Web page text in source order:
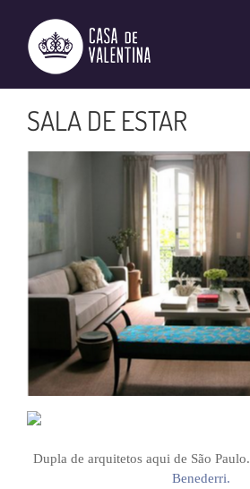
conteúdo
SALA DE ESTAR
Dupla de arquitetos aqui de São Paulo.
Benederri.